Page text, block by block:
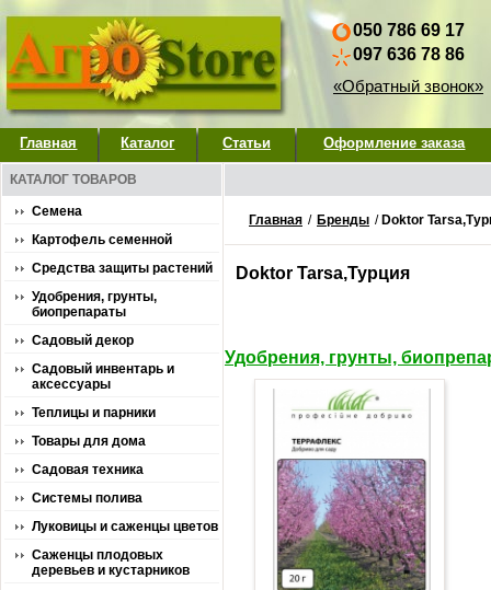
050 786 69 17
097 636 78 86
«Обратный звонок»
Главная Каталог Статьи Оформление заказа
КАТАЛОГ ТОВАРОВ
Семена
Картофель семенной
Средства защиты растений
Удобрения, грунты,
биопрепараты
Садовый декор
Садовый инвентарь и
аксессуары
Теплицы и парники
Товары для дома
Садовая техника
Системы полива
Луковицы и саженцы цветов
Саженцы плодовых
деревьев и кустарников
Главная / Бренды / Doktor
Doktor Tarsa,Турция
Удобрения, грунты,